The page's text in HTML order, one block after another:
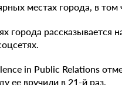
местах города, в том
города рассказывается
in Public Relations
ее вручили в 21-й раз.